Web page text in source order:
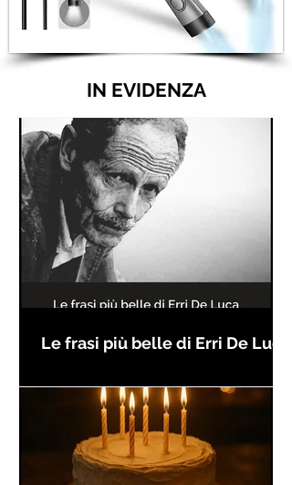
IN EVIDENZA
Le frasi più belle di Erri De Luca